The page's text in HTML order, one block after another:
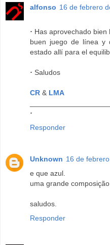
alfonso 16 de febrero
· Has aprovechado bien
buen juego de línea y
estado allí para el
· Saludos
CR & LMA
·
Responder
Unknown 16 de
e que azul.
uma grande
saludos.
Responder